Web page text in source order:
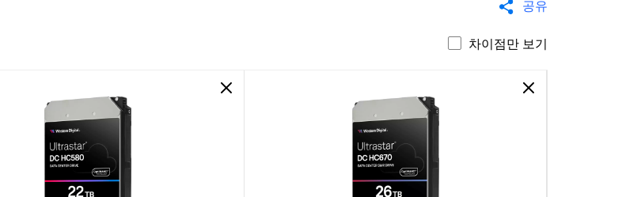
공유
차이점만 보기